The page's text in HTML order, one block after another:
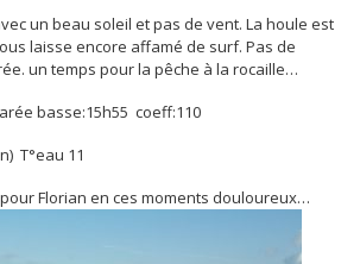
un beau soleil et pas de vent. La houle est
laisse encore affamé de surf. Pas de
un temps pour la pêche à la rocaille…
basse:15h55 coeff:110
T°eau 11
Florian en ces moments douloureux…